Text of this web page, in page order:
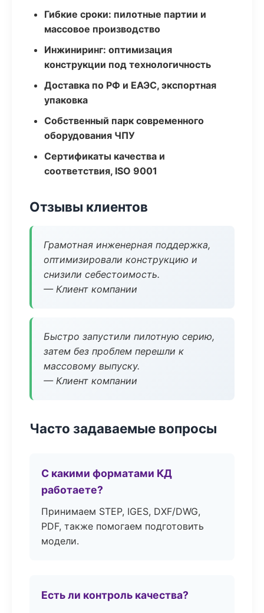
Гибкие сроки: пилотные партии и
массовое производство
Инжиниринг: оптимизация
конструкции под технологичность
Доставка по РФ и ЕАЭС, экспортная
упаковка
Собственный парк современного
оборудования ЧПУ
Сертификаты качества и
соответствия, ISO 9001
Отзывы клиентов
Грамотная инженерная поддержка,
оптимизировали конструкцию и
снизили себестоимость.
— Клиент компании
Быстро запустили пилотную серию,
затем без проблем перешли к
массовому выпуску.
— Клиент компании
Часто задаваемые вопросы
С какими форматами КД
работаете?
Принимаем STEP, IGES, DXF/DWG,
PDF, также помогаем подготовить
модели.
Есть ли контроль качества?